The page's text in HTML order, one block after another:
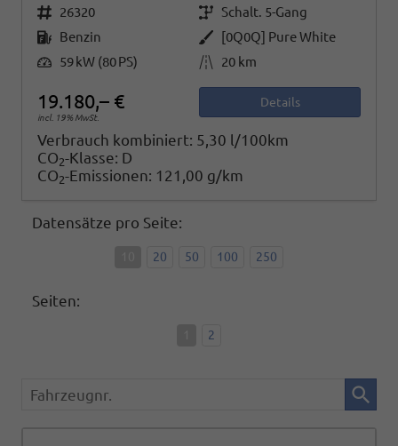
Fahrzeugnr. 26320 Getriebe Schalt. 5-Gang
Kraftstoff Benzin Außenfarbe
[0Q0Q] Pure White
Leistung 59 kW (80 PS) Kilometerstand 20 km
19.180,– €
incl. 19% MwSt.
Details
Verbrauch kombiniert: 5,30 l/100km
CO2-Klasse: D
CO2-Emissionen: 121,00 g/km
Datensätze pro Seite:
20 50 100 250
Seiten:
2
Fahrzeugnr.